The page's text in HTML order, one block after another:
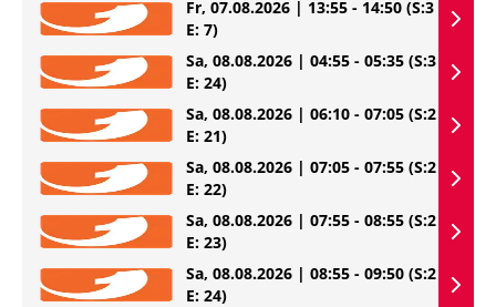
Fr, 07.08.2026 | 13:55 - 14:50 (S:3
E: 7)
Sa, 08.08.2026 | 04:55 - 05:35 (S:3
E: 24)
Sa, 08.08.2026 | 06:10 - 07:05 (S:2
E: 21)
Sa, 08.08.2026 | 07:05 - 07:55 (S:2
E: 22)
Sa, 08.08.2026 | 07:55 - 08:55 (S:2
E: 23)
Sa, 08.08.2026 | 08:55 - 09:50 (S:2
E: 24)